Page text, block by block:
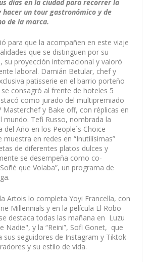
días en la ciudad para recorrer la
hacer un tour gastronómico y de
de la marca.
para que la acompañen en este viaje
que se distinguen por su
su proyección internacional y valoró
laboral. Damián Betular, chef y
patisserie en el barrio porteño
consagró al frente de hoteles 5
como jurado del multipremiado
Masterchef y Bake off, con réplicas en
mundo. Tefi Russo, nombrada la
del Año en los People´s Choice
muestra en redes en “Inutilísimas”
de diferentes platos dulces y
se desempeña como co-
que Volaba”, un programa de
Artois lo completa Yoyi Francella, con
Millennials y en la película El Robo
destaca todas las mañana en Luzu
Nadie", y la “Reini”, Sofi Gonet, que
sus seguidores de Instagram y Tiktok
y su estilo de vida.